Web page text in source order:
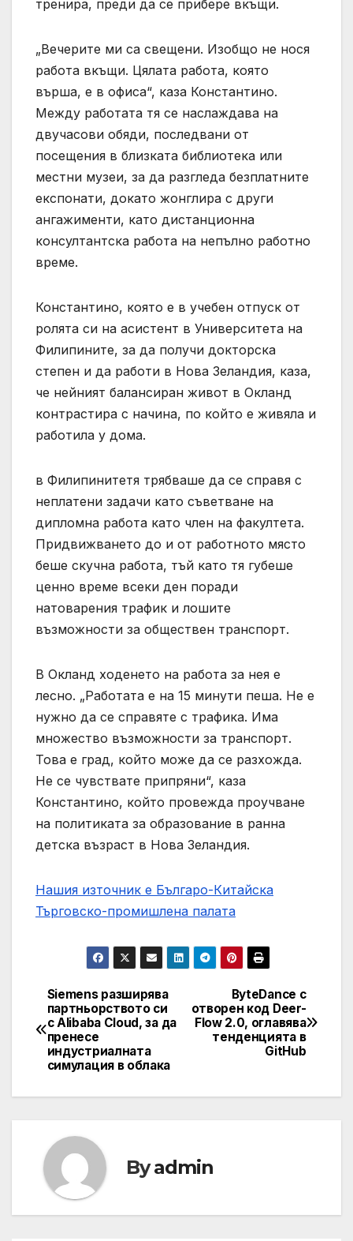
тренира, преди да се прибере вкъщи.
„Вечерите ми са свещени. Изобщо не нося
работа вкъщи. Цялата работа, която
върша, е в офиса“, каза Константино.
Между работата тя се наслаждава на
двучасови обяди, последвани от
посещения в близката библиотека или
местни музеи, за да разгледа безплатните
експонати, докато жонглира с други
ангажименти, като дистанционна
консултантска работа на непълно работно
време.
Константино, която е в учебен отпуск от
ролята си на асистент в Университета на
Филипините, за да получи докторска
степен и да работи в Нова Зеландия, каза,
че нейният балансиран живот в Окланд
контрастира с начина, по който е живяла и
работила у дома.
в Филипинитетя трябваше да се справя с
неплатени задачи като съветване на
дипломна работа като член на факултета.
Придвижването до и от работното място
беше скучна работа, тъй като тя губеше
ценно време всеки ден поради
натоварения трафик и лошите
възможности за обществен транспорт.
В Окланд ходенето на работа за нея е
лесно. „Работата е на 15 минути пеша. Не е
нужно да се справяте с трафика. Има
множество възможности за транспорт.
Това е град, който може да се разхожда.
Не се чувствате припряни“, каза
Константино, който провежда проучване
на политиката за образование в ранна
детска възраст в Нова Зеландия.
Нашия източник е Българо-Китайска
Търговско-промишлена палaта
Post
navigation
ByteDance с
отворен код Deer-
Flow 2.0, оглавява
тенденцията в
GitHub
Siemens разширява
партньорството си
с Alibaba Cloud, за да
пренесе
индустриалната
симулация в облака
Byadmin